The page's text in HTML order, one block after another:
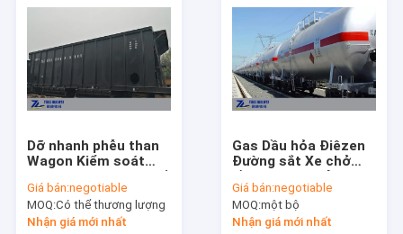
Dỡ nhanh phễu than
Wagon Kiểm soát
Giá bán:negotiable
MOQ:Có thể thương lượng
Nhận giá mới nhất
Gas Dầu hỏa Điêzen
Đường sắt Xe chở
liệu Hóa chất nhẹ 70t
Giá bán:negotiable
MOQ:một bộ
Nhận giá mới nhất